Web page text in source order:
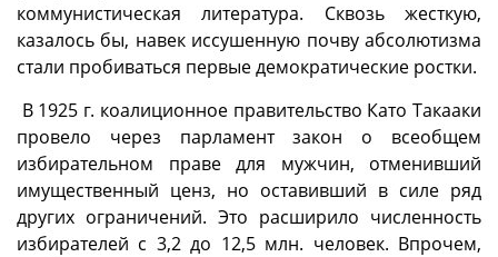
коммунистическая литература. Сквозь жесткую,
казалось бы, навек иссушенную почву абсолютизма
стали пробиваться первые демократические ростки.
В 1925 г. коалиционное правительство Като Такааки
провело через парламент закон о всеобщем
избирательном праве для мужчин, отменивший
имущественный ценз, но оставивший в силе ряд
других ограничений. Это расширило численность
избирателей с 3,2 до 12,5 млн. человек. Впрочем,